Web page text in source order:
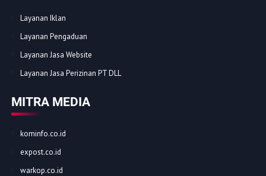
Layanan Iklan
Layanan Pengaduan
Layanan Jasa Website
Layanan Jasa Perizinan PT DLL
MITRA MEDIA
kominfo.co.id
expost.co.id
warkop.co.id